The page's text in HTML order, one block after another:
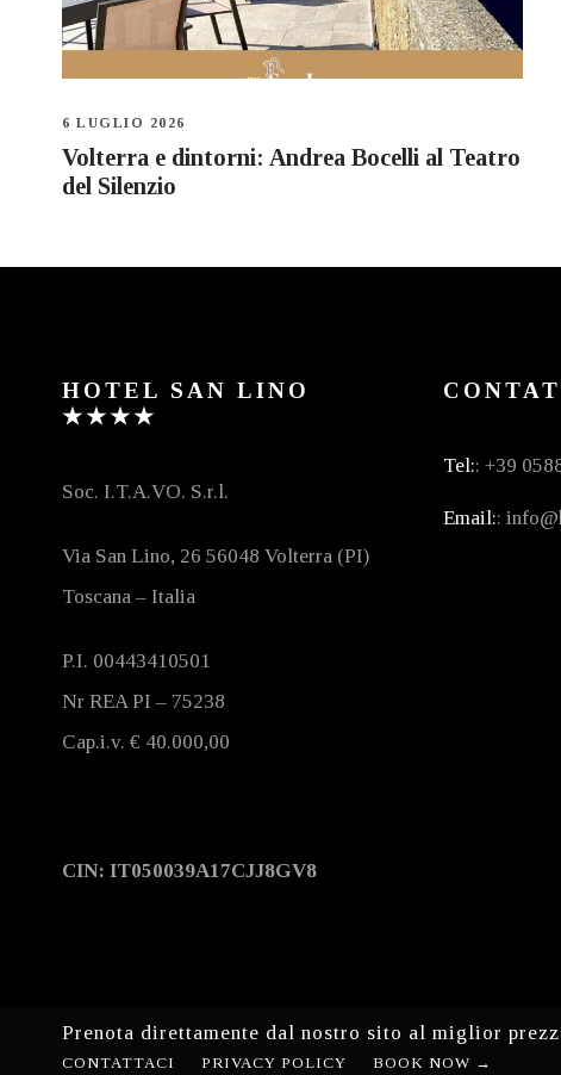
6 LUGLIO 2026
Volterra e dintorni: Andrea Bocelli al Teatro
del Silenzio
HOTEL SAN LINO
★★★★
Soc. I.T.A.VO. S.r.l.
Via San Lino, 26 56048 Volterra (PI)
Toscana – Italia
P.I. 00443410501
Nr REA PI – 75238
Cap.i.v. € 40.000,00
CIN: IT050039A17CJJ8GV8
Tel:: +39
Email::
Prenota direttamente dal nostro sito al miglior
CONTATTACI PRIVACY POLICY BOOK NOW →